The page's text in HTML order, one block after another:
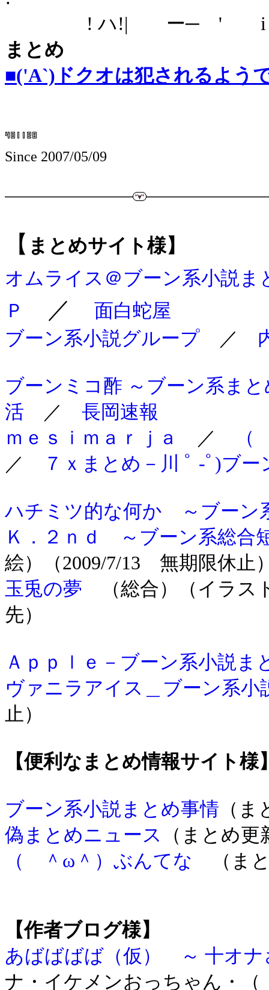
! ハ!| ー─ ' i
まとめ
■('A`)ドクオは犯されるよう
Since 2007/05/09
【 まとめサイト様】
オムライス＠ブーン系小説ま
Ｐ
／
面白蛇屋
ブーン系小説グループ ／
ブーンミコ酢 ～ブーン系まと
活 ／ 長岡速報
ｍｅｓｉｍａｒｊａ
／
／
７ｘまとめ－川 ﾟ -ﾟ)ブー
ハチミツ的な何か ～ブーン
Ｋ．２ｎｄ ～ブーン系総合
絵）（2009/7/13 無期限休止
玉兎の夢 （総合）（イラス
先）
Ａｐｐｌｅ－ブーン系小説ま
ヴァニラアイス＿ブーン系小
止）
【便利なまとめ情報サイト様
ブーン系小説まとめ事情 （
偽まとめニュース
（まとめ
（ ＾ω＾）ぶんてな （まと
【作者ブログ様】
あばばばば（仮） ～ 十オ
ナ・イケメンおっちゃん・